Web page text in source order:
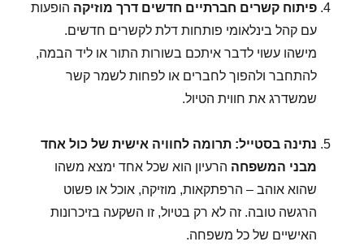
פיתוח קשרים חברתיים חדשים דרך מוזיקה הופעות
עם קהל בינלאומי פותחות דלת לקשרים חדשים.
מישהו עשוי לדבר איתכם בשורות התור או ליד הבמה,
להתחבר ולהפוך לחברים או לפחות לשמר קשר
שמשדרג את חווית הטיול.
נתינה בסטייל: תרומה לחוויה אישית של כול אחד
מבני המשפחה הרעיון הוא שכל אחד ימצא משהו
שהוא אוהב – הרפתקאות, מוזיקה, אוכל או פשוט
הרגשה טובה. זה לא רק בטיול, זו השקעה בזיכרונות
האישיים של כל משפחה.